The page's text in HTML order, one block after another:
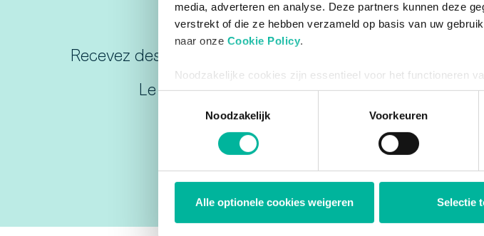
media, adverteren en analyse. Deze partners kunnen deze
verstrekt of die ze hebben verzameld op basis van uw
naar onze Cookie Policy
Noodzakelijke cookies zijn essentieel voor het functioneren
bestaat enkel een informatieplicht. U kunt uw toestemming
via de consent management tool onderaan de website.
Noodzakelijk
Voorkeuren
Alle optionele cookies weigeren Selectie
veulent se
Recevez des conseils exclusifs et des astuces qui
Le raccourci vers plus d'impact, de